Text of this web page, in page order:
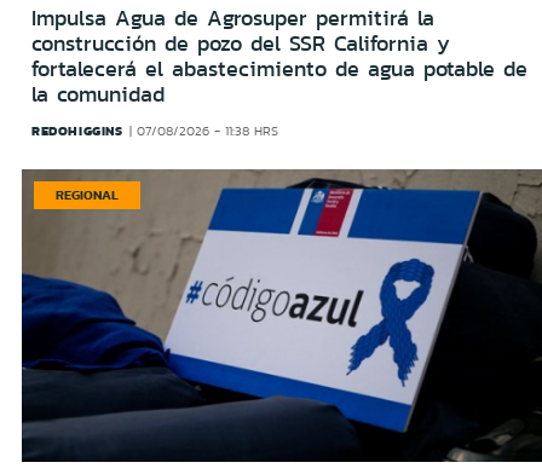
Impulsa Agua de Agrosuper permitirá la
construcción de pozo del SSR California y
fortalecerá el abastecimiento de agua potable de
la comunidad
REDOHIGGINS 07/08/2026 - 11:38 HRS
REGIONAL